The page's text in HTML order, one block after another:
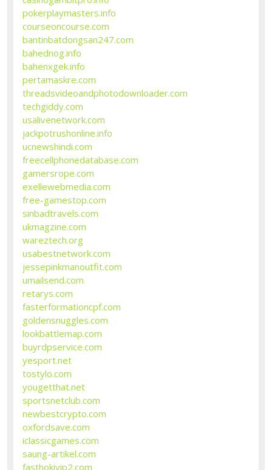
pokerplaymasters.info
courseoncourse.com
bantinbatdongsan247.com
bahednog.info
bahenxgek.info
pertamaskre.com
threadsvideoandphotodownloader.com
techgiddy.com
usalivenetwork.com
jackpotrushonline.info
ucnewshindi.com
freecellphonedatabase.com
gamersrope.com
exellewebmedia.com
free-gamestop.com
sinbadtravels.com
ukmagzine.com
wareztech.org
usabestnetwork.com
jessepinkmanoutfit.com
umailsend.com
retarys.com
fasterformationcpf.com
goldensnuggles.com
lookbattlemap.com
buyrdpservice.com
yesport.net
tostylo.com
yougetthat.net
sportsnetclub.com
newbestcrypto.com
oxfordsave.com
iclassicgames.com
saung-artikel.com
fasthokivip2.com